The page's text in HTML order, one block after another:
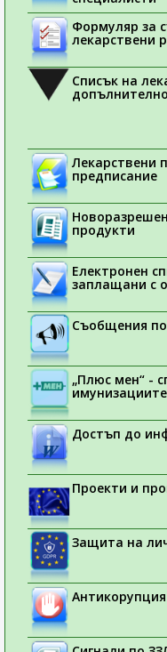
Формуляр за
лекарствени
Списък на
Лекарствени
предписание
продукти
Електронен
заплащани с
Съобщения
„Плюс мен“ -
Достъп до
Проекти и
Защита на
Антикорупция